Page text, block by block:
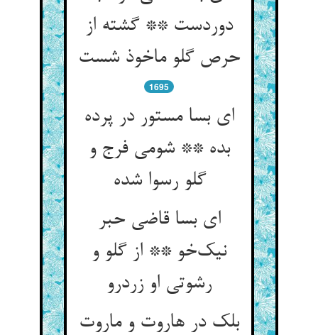
دوردست ** گشته از
حرص گلو ماخوذ شست
1695
ای بسا مستور در پرده
بده ** شومی فرج و
گلو رسوا شده
ای بسا قاضی حبر
نیک‌خو ** از گلو و
رشوتی او زردرو
بلک در هاروت و ماروت